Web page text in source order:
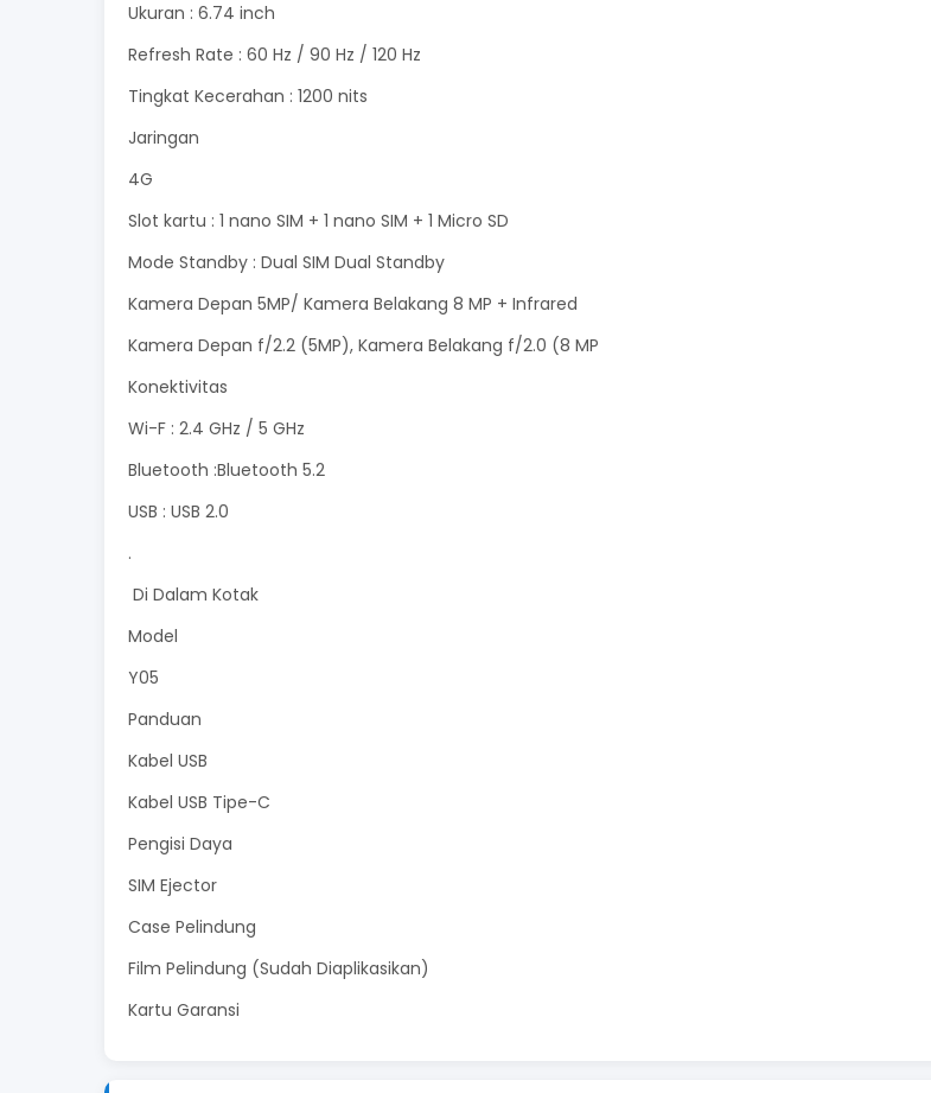
Ukuran : 6.74 inch
Refresh Rate : 60 Hz / 90 Hz / 120 Hz
Tingkat Kecerahan : 1200 nits
Jaringan
4G
Slot kartu : 1 nano SIM + 1 nano SIM + 1 Micro SD
Mode Standby : Dual SIM Dual Standby
Kamera Depan 5MP/ Kamera Belakang 8 MP + Infrared
Kamera Depan f/2.2 (5MP), Kamera Belakang f/2.0 (8 MP
Konektivitas
Wi-F : 2.4 GHz / 5 GHz
Bluetooth :Bluetooth 5.2
USB : USB 2.0
.
Di Dalam Kotak
Model
Y05
Panduan
Kabel USB
Kabel USB Tipe-C
Pengisi Daya
SIM Ejector
Case Pelindung
Film Pelindung (Sudah Diaplikasikan)
Kartu Garansi